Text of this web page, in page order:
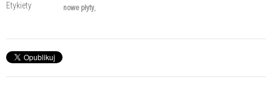
Etykiety nowe płyty